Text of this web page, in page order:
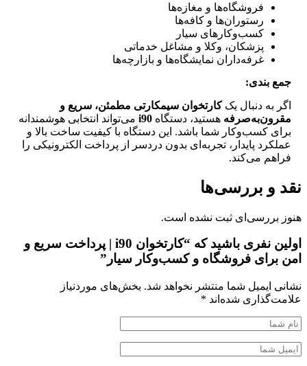
فروشگاه‌ها و مغازه‌ها
رستوران‌ها و کافه‌ها
کسب‌وکارهای سیار
پزشکان، وکلا و مشاغل خدماتی
غرفه‌داران نمایشگاه‌ها و بازارچه‌ها
جمع بندی:
اگر به دنبال یککارتخوان سیمکارتی مطمئن، سریع و
مقرون‌به‌صرفه هستید، دستگاه i90 می‌تواند انتخابی هوشمندانه
برای کسب‌وکار شما باشد. این دستگاه با کیفیت ساخت بالا و
عملکرد پایدار، تجربه‌ای بدون دردسر از پرداخت الکترونیکی را
فراهم می‌کند.
نقد و بررسی‌ها
هنوز بررسی‌ای ثبت نشده است.
اولین نفری باشید که “کارتخوان i90 | پرداخت سریع و
امن برای فروشگاه و کسب‌وکار سیار”
نشانی ایمیل شما منتشر نخواهد شد. بخش‌های موردنیاز
علامت‌گذاری شده‌اند *